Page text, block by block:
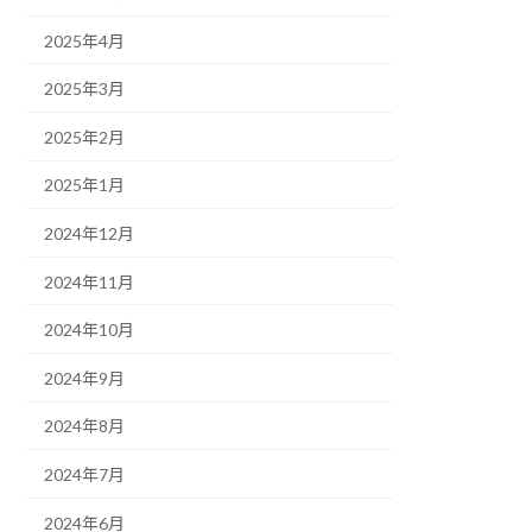
2025年4月
2025年3月
2025年2月
2025年1月
2024年12月
2024年11月
2024年10月
2024年9月
2024年8月
2024年7月
2024年6月